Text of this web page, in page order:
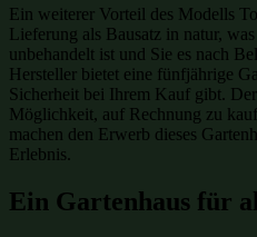
Ein weiterer Vorteil des Modells
Lieferung als Bausatz in natur, was
unbehandelt ist und Sie es nach
Hersteller bietet eine fünfjährige
Sicherheit bei Ihrem Kauf gibt.
Möglichkeit, auf Rechnung zu
machen den Erwerb dieses
Erlebnis.
Ein Gartenhaus für